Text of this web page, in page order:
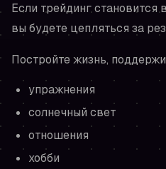
Если трейдинг
вы будете цепляться за
Постройте жизнь,
упражнения
солнечный свет
отношения
хобби